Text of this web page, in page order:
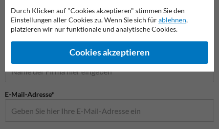
Name*
E-Mail-Adresse*
Durch Klicken auf "Cookies akzeptieren" stimmen Sie den
Einstellungen aller Cookies zu. Wenn Sie sich fürablehnen,
platzieren wir nur funktionale und analytische Cookies.
Cookies akzeptieren